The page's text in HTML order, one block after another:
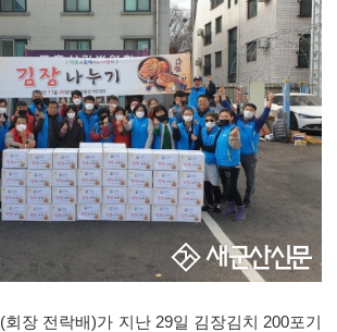
(회장 전락배)가 지난 29일 김장김치 200포기